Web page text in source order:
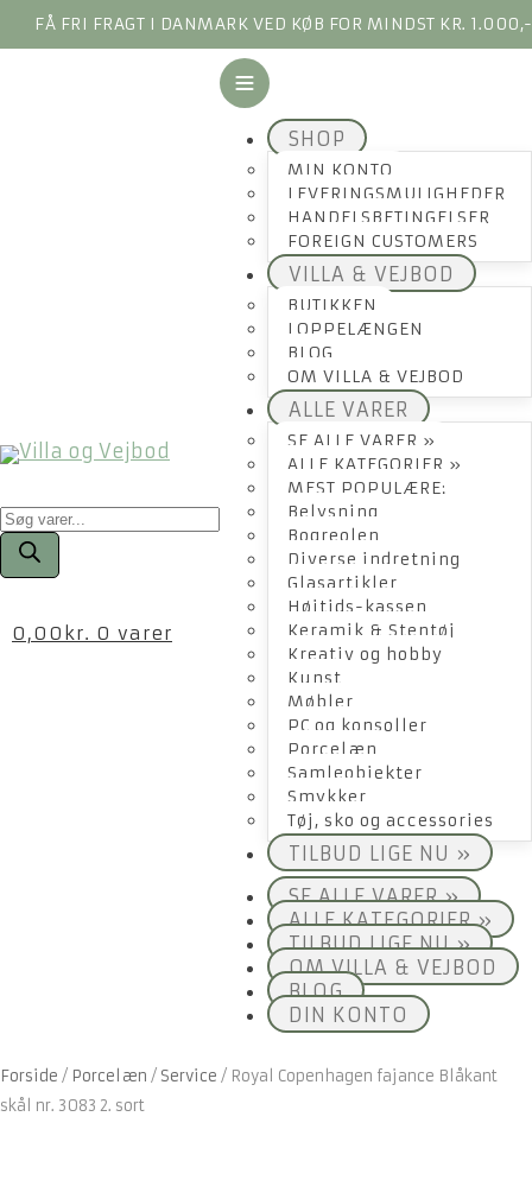
FÅ FRI FRAGT I DANMARK VED KØB FOR MINDST KR. 1.000,-
Products
search
0,00 kr. 0 varer
SHOP
MIN KONTO
LEVERINGSMULIGHEDER
HANDELSBETINGELSER
FOREIGN CUSTOMERS
VILLA & VEJBOD
BUTIKKEN
LOPPELÆNGEN
BLOG
OM VILLA & VEJBOD
ALLE VARER
SE ALLE VARER »
ALLE KATEGORIER »
MEST POPULÆRE:
Belysning
Bogreolen
Diverse indretning
Glasartikler
Højtids-kassen
Keramik & Stentøj
Kreativ og hobby
Kunst
Møbler
PC og konsoller
Porcelæn
Samleobjekter
Smykker
Tøj, sko og accessories
TILBUD LIGE NU »
SE ALLE VARER »
ALLE KATEGORIER »
TILBUD LIGE NU »
OM VILLA & VEJBOD
BLOG
DIN KONTO
Forside / Porcelæn / Service / Royal Copenhagen fajance Blåkant
skål nr. 3083 2. sort